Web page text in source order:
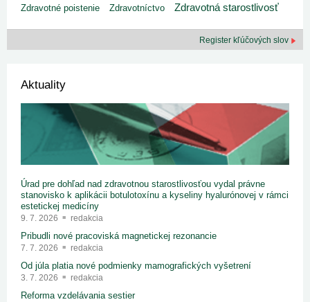
Zdravotné poistenie
Zdravotníctvo Zdravotná starostlivosť
Register kľúčových slov
Aktuality
Úrad pre dohľad nad zdravotnou starostlivosťou vydal právne
stanovisko k aplikácii botulotoxínu a kyseliny hyalurónovej v rámci
estetickej medicíny
9. 7. 2026 redakcia
Pribudli nové pracoviská magnetickej rezonancie
7. 7. 2026 redakcia
Od júla platia nové podmienky mamografických vyšetrení
3. 7. 2026 redakcia
Reforma vzdelávania sestier